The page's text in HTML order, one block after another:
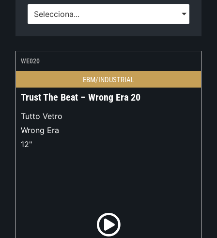
Selecciona...
WE020
EBM/INDUSTRIAL
Trust The Beat – Wrong Era 20
Tutto Vetro
Wrong Era
12"